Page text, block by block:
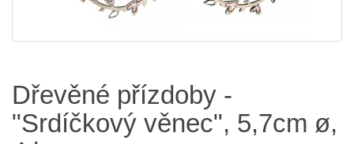
Dřevěné přízdoby -
"Srdíčkový věnec", 5,7cm ø,